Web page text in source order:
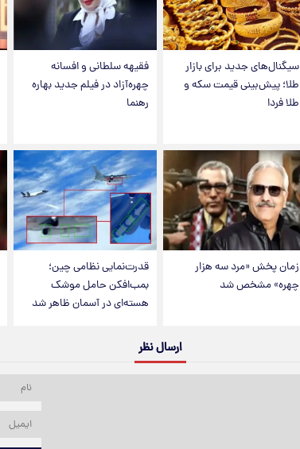
سیگنال‌های جدید برای بازار
طلا؛ پیش‌بینی قیمت سکه و
طلا فردا
فقیهه سلطانی و افسانه
چهره‌آزاد در فیلم جدید بهاره
رهنما
زمان پخش «مرد سه هزار
چهره» مشخص شد
قدرت‌نمایی نظامی چین؛
بمب‌افکن حامل موشک
هسته‌ای در آسمان ظاهر شد
ارسال نظر